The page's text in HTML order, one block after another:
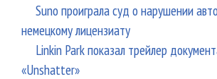
Suno проиграла суд о нарушении
немецкому лицензиату
Linkin Park показал трейлер
«Unshatter»